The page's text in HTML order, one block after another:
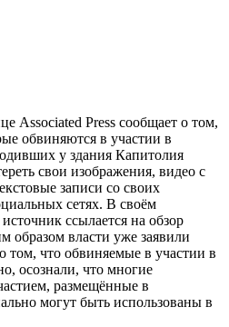
Associated Press сообщает о том,
обвиняются в участии в
у здания Капитолия
свои изображения, видео с
записи со своих
сетях. В своём
ссылается на обзор
образом власти уже заявили
что обвиняемые в участии в
осознали, что многие
размещённые в
могут быть использованы в